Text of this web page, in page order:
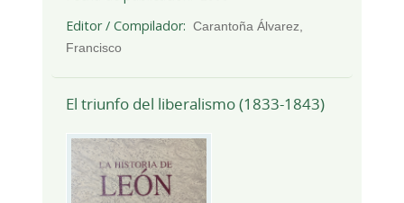
Editor / Compilador
Carantoña Álvarez,
Francisco
El triunfo del liberalismo (1833-1843)